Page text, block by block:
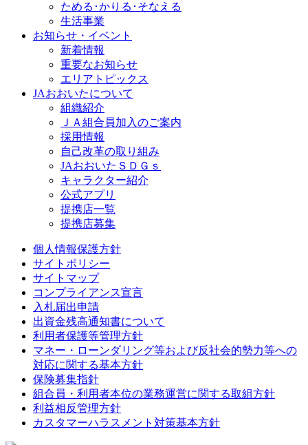
ためる･かりる･そなえる
生活事業
お知らせ・イベント
新着情報
重要なお知らせ
エリアトピックス
JAおおいたについて
組織紹介
ＪＡ組合員加入のご案内
採用情報
自己改革の取り組み
JAおおいたＳＤＧｓ
キャラクター紹介
公式アプリ
提携店一覧
提携店募集
個人情報保護方針
サイトポリシー
サイトマップ
コンプライアンス宣言
入札届出申請
出資金残高通知書について
利用者保護等管理方針
マネー・ローンダリング等および反社会的勢力等への
対応に関する基本方針
保険募集指針
組合員・利用者本位の業務運営に関する取組方針
利益相反管理方針
カスタマーハラスメント対策基本方針